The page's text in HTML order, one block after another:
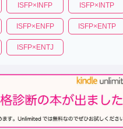
ISFP× INFP ISFP× INTP
ISFP× ENFP ISFP× ENTP
ISFP× ENTJ